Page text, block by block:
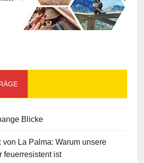
Blicke
von La Palma: Warum unsere
feuerresistent ist